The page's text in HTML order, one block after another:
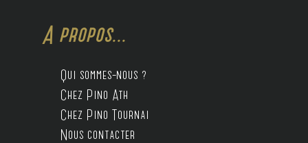
A propos...
Qui sommes-nous ?
Chez Pino Ath
Chez Pino Tournai
Nous contacter